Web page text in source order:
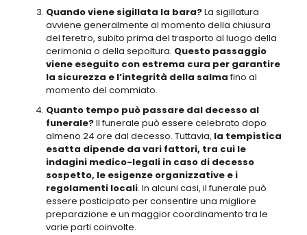
Quando viene sigillata la bara?La sigillatura
avviene generalmente al momento della chiusura
del feretro, subito prima del trasporto al luogo della
cerimonia o della sepoltura. Questo passaggio
viene eseguito con estrema cura per garantire
la sicurezza e l’integrità della salmafino al
momento del commiato.
Quanto tempo può passare dal decesso al
funerale?Il funerale può essere celebrato dopo
almeno 24 ore dal decesso. Tuttavia, la tempistica
esatta dipende da vari fattori, tra cui le
indagini medico-legali in caso di decesso
sospetto, le esigenze organizzative e i
regolamenti locali. In alcuni casi, il funerale può
essere posticipato per consentire una migliore
preparazione e un maggior coordinamento tra le
varie parti coinvolte.